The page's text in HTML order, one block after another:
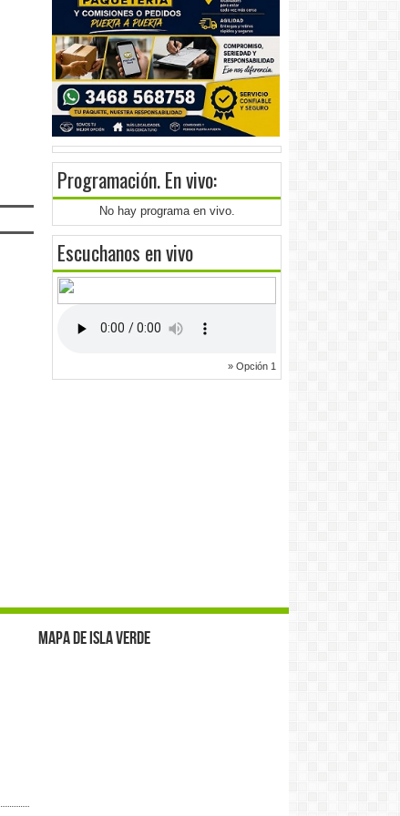
Programación. En vivo:
No hay programa en vivo.
Escuchanos en vivo
» Opción 1
Mapa de Isla Verde